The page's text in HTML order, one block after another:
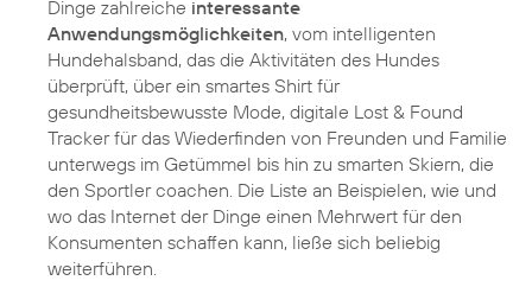
Dinge zahlreiche interessante
Anwendungsmöglichkeiten, vom intelligenten
Hundehalsband, das die Aktivitäten des Hundes
überprüft, über ein smartes Shirt für
gesundheitsbewusste Mode, digitale Lost & Found
Tracker für das Wiederfinden von Freunden und Familie
unterwegs im Getümmel bis hin zu smarten Skiern, die
den Sportler coachen. Die Liste an Beispielen, wie und
wo das Internet der Dinge einen Mehrwert für den
Konsumenten schaffen kann, ließe sich beliebig
weiterführen.